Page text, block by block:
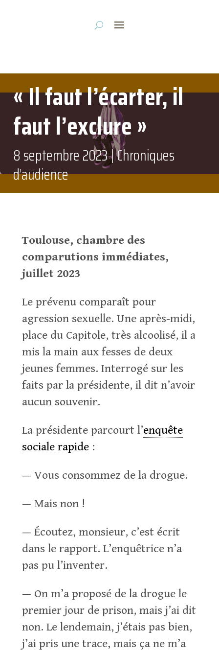
« Il faut l’écarter, il
faut l’exclure »
8 septembre 2023|Chroniques
d’audience
Toulouse, chambre des
comparutions immédiates,
juillet 2023
Le prévenu comparaît pour
agression sexuelle. Une après-midi,
place du Capitole, très alcoolisé, il a
mis la main aux fesses de deux
jeunes femmes. Interrogé sur les
faits par la présidente, il dit n’avoir
aucun souvenir.
La présidente parcourt l’enquête
sociale rapide:
— Vous consommez de la drogue.
— Mais non !
— Écoutez, monsieur, c’est écrit
dans le rapport. L’enquêtrice n’a
pas pu l’inventer.
— On m’a proposé de la drogue le
premier jour de prison, mais j’ai dit
non. Le lendemain, j’étais pas bien,
j’ai pris une trace, mais ça ne m’a